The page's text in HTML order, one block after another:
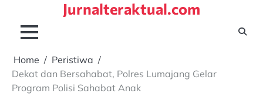
content
Jurnalteraktual.com
Home
Peristiwa
Dekat dan Bersahabat, Polres Lumajang Gelar
Program Polisi Sahabat Anak